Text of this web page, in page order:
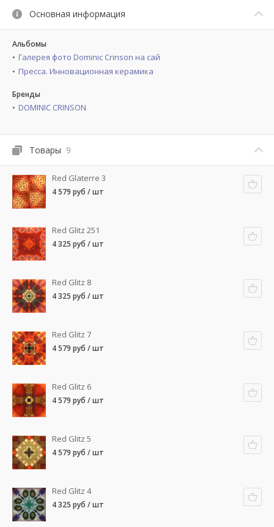
Основная информация
Альбомы
Галерея фото Dominic Crinson на сай
Пресса. Инновационная керамика
Бренды
DOMINIC CRINSON
Товары 9
Red Glaterre 3
4 579 руб / шт
Red Glitz 251
4 325 руб / шт
Red Glitz 8
4 325 руб / шт
Red Glitz 7
4 579 руб / шт
Red Glitz 6
4 579 руб / шт
Red Glitz 5
4 579 руб / шт
Red Glitz 4
4 325 руб / шт